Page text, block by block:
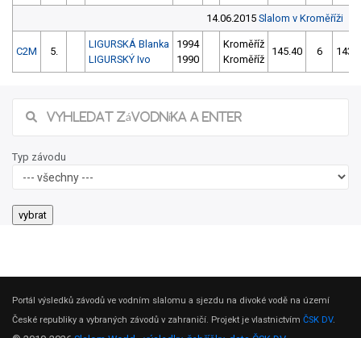
14.06.2015 Slalom v Kroměříži
C2M 5.
LIGURSKÁ Blanka
LIGURSKÝ Ivo
1994
1990
Kroměříž
Kroměříž
145.40 6
Typ závodu
Portál výsledků závodů ve vodním slalomu a sjezdu na divoké vodě na území
České republiky a vybraných závodů v zahraničí. Projekt je vlastnictvím ČSK DV.